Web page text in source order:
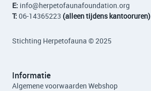
E: info@herpetofaunafoundation.org
T: 06-14365223 (alleen tijdens kantooruren)
Stichting Herpetofauna © 2025
Informatie
Algemene voorwaarden Webshop